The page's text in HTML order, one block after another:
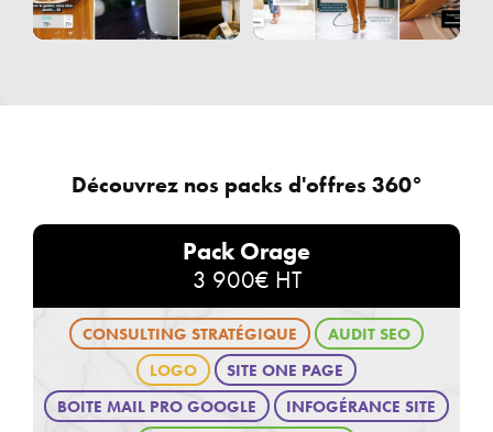
Découvrez nos packs d'offres 360°
Pack Orage
3 900€ HT
CONSULTING STRATÉGIQUE
AUDIT SEO
LOGO
SITE ONE PAGE
BOITE MAIL PRO GOOGLE
INFOGÉRANCE SITE